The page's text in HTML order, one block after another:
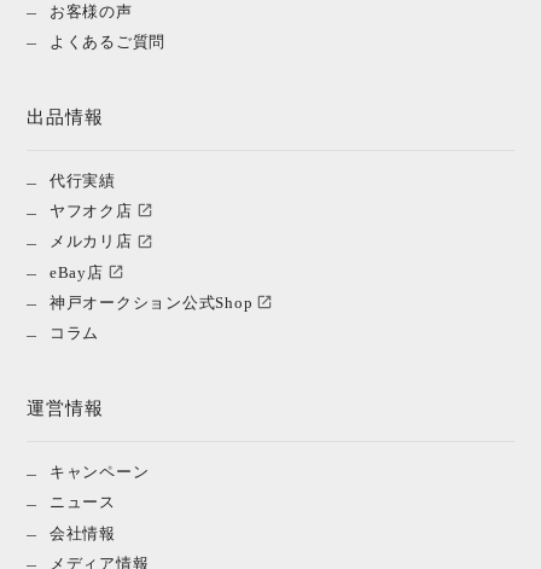
お客様の声
よくあるご質問
出品情報
代行実績
ヤフオク店
メルカリ店
eBay店
神戸オークション公式Shop
コラム
運営情報
キャンペーン
ニュース
会社情報
メディア情報